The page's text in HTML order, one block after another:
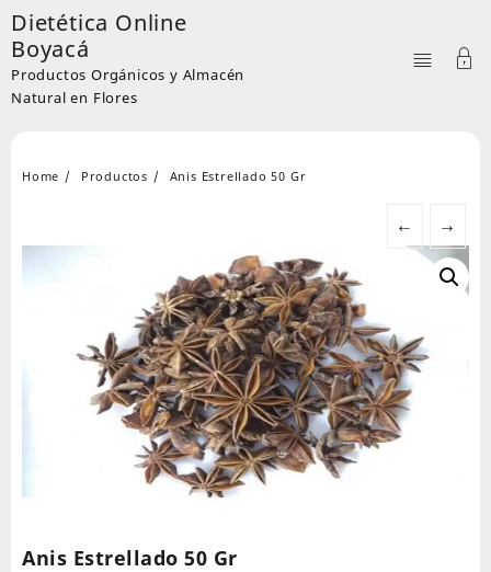
Skip
to
content
Dietética Online
Boyacá
Productos Orgánicos y Almacén
Natural en Flores
Home Productos Anis Estrellado 50 Gr
← →
Anis Estrellado 50 Gr